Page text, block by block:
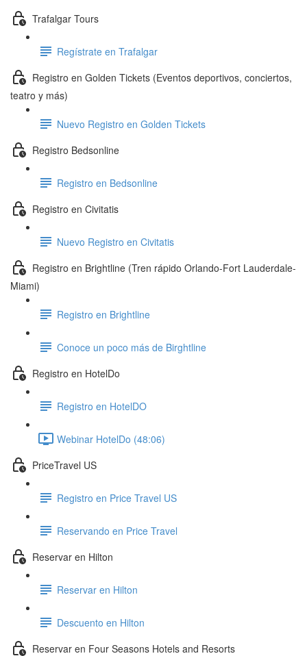
Trafalgar Tours
Regístrate en Trafalgar
Registro en Golden Tickets (Eventos deportivos, conciertos,
teatro y más)
Nuevo Registro en Golden Tickets
Registro Bedsonline
Registro en Bedsonline
Registro en Civitatis
Nuevo Registro en Civitatis
Registro en Brightline (Tren rápido Orlando-Fort Lauderdale-
Miami)
Registro en Brightline
Conoce un poco más de Birghtline
Registro en HotelDo
Registro en HotelDO
Webinar HotelDo (48:06)
PriceTravel US
Registro en Price Travel US
Reservando en Price Travel
Reservar en Hilton
Reservar en Hilton
Descuento en Hilton
Reservar en Four Seasons Hotels and Resorts